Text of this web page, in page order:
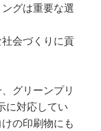
グは重要な選
会づくりに貢
グリーンプリ
に対応してい
の印刷物にも